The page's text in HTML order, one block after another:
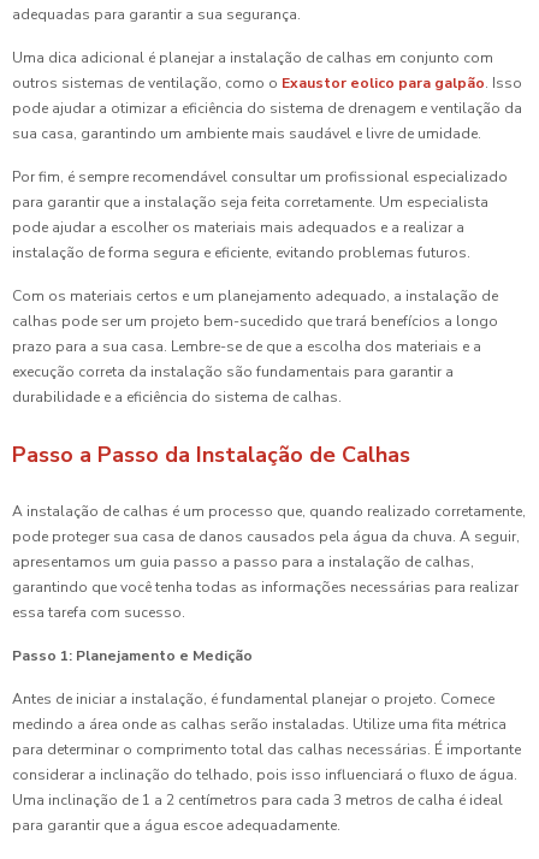
adequadas para garantir a sua segurança.
Uma dica adicional é planejar a instalação de calhas em conjunto com
outros sistemas de ventilação, como o Exaustor eolico para galpão. Isso
pode ajudar a otimizar a eficiência do sistema de drenagem e ventilação da
sua casa, garantindo um ambiente mais saudável e livre de umidade.
Por fim, é sempre recomendável consultar um profissional especializado
para garantir que a instalação seja feita corretamente. Um especialista
pode ajudar a escolher os materiais mais adequados e a realizar a
instalação de forma segura e eficiente, evitando problemas futuros.
Com os materiais certos e um planejamento adequado, a instalação de
calhas pode ser um projeto bem-sucedido que trará benefícios a longo
prazo para a sua casa. Lembre-se de que a escolha dos materiais e a
execução correta da instalação são fundamentais para garantir a
durabilidade e a eficiência do sistema de calhas.
Passo a Passo da Instalação de Calhas
A instalação de calhas é um processo que, quando realizado corretamente,
pode proteger sua casa de danos causados pela água da chuva. A seguir,
apresentamos um guia passo a passo para a instalação de calhas,
garantindo que você tenha todas as informações necessárias para realizar
essa tarefa com sucesso.
Passo 1: Planejamento e Medição
Antes de iniciar a instalação, é fundamental planejar o projeto. Comece
medindo a área onde as calhas serão instaladas. Utilize uma fita métrica
para determinar o comprimento total das calhas necessárias. É importante
considerar a inclinação do telhado, pois isso influenciará o fluxo de água.
Uma inclinação de 1 a 2 centímetros para cada 3 metros de calha é ideal
para garantir que a água escoe adequadamente.